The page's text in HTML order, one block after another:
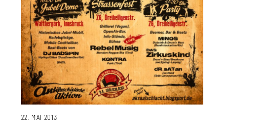
22. MAI 2013